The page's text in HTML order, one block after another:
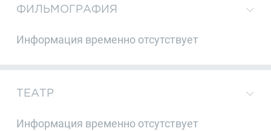
ФИЛЬМОГРАФИЯ
Информация временно отсутствует
ТЕАТР
Информация временно отсутствует